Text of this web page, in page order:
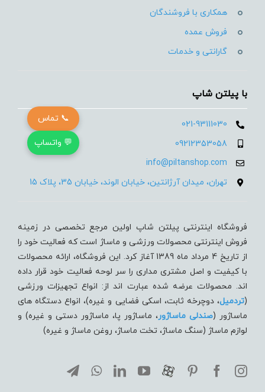
همکاری با فروشندگان
فروش عمده
گارانتی و خدمات
با پیلتن شاپ
021-93111030
09212353058
info@piltanshop.com
تهران، میدان آرژانتین، خیابان الوند، خیابان 35، پلاک 15
فروشگاه اینترنتی پیلتن شاپ اولین مرجع تخصصی در زمینه
فروش اینترنتی محصولات ورزشی و ماساژ است که فعالیت خود را
از تاریخ 4 مرداد ماه 1389 آغاز کرد. این فروشگاه، ارائه محصولات
با کیفیت و اصل مشتری مداری را سر لوحه فعالیت خود قرار داده
اند. محصولات عرضه شده عبارت اند از: انواع تجهیزات ورزشی
(تردميل، دوچرخه ثابت، اسکی فضایی و غیره)، انواع دستگاه های
ماساژور (صندلی ماساژور، ماساژور پا، ماساژور دستی و غیره) و
لوازم ماساژ (سنگ ماساژ، تخت ماساژ، روغن ماساژ و غیره)
📞 تماس
💬 واتساپ